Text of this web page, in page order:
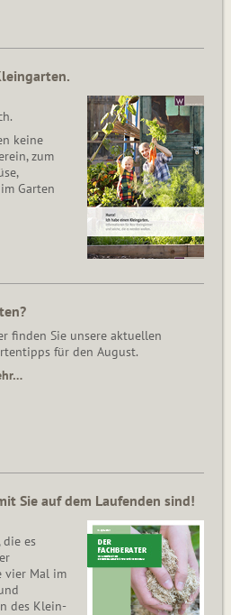
keine
zum
Garten
finden Sie unsere aktuellen
für den August.
Sie auf dem Laufenden sind!
es
vier Mal im
des Klein­